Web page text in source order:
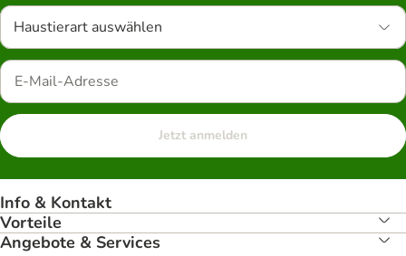
Haustierart auswählen
Jetzt anmelden
Info & Kontakt
Vorteile
Angebote & Services